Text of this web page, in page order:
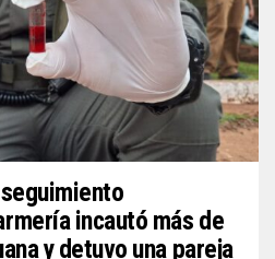
incautó más de
y detuvo una pareja